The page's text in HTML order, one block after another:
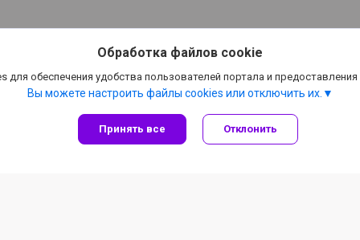
Обработка файлов cookie
обеспечения удобства пользователей портала и
Вы можете настроить файлы cookies или отключить их.
Принять все Отклонить